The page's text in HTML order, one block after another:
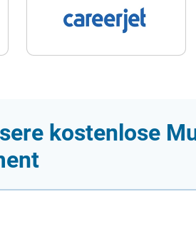
kostenlose